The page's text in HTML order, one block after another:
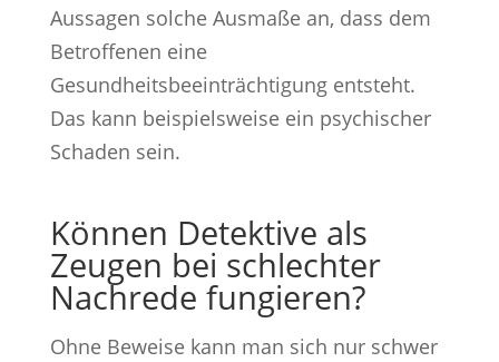
Aussagen solche Ausmaße an, dass dem
Betroffenen eine
Gesundheitsbeeinträchtigung entsteht.
Das kann beispielsweise ein psychischer
Schaden sein.
Können Detektive als
Zeugen bei schlechter
Nachrede fungieren?
Ohne Beweise kann man sich nur schwer